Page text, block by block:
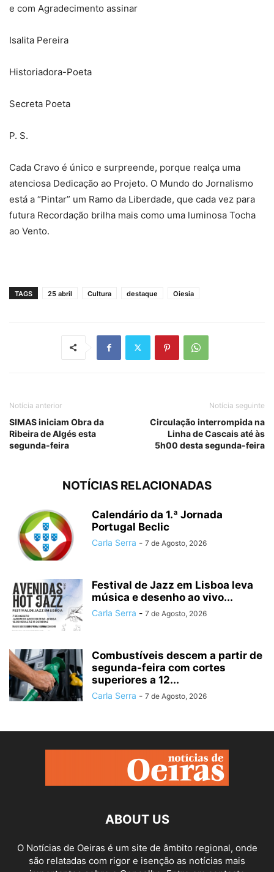
e com Agradecimento assinar
Isalita Pereira
Historiadora-Poeta
Secreta Poeta
P. S.
Cada Cravo é único e surpreende, porque realça uma
atenciosa Dedicação ao Projeto. O Mundo do Jornalismo
está a “Pintar” um Ramo da Liberdade, que cada vez para
futura Recordação brilha mais como uma luminosa Tocha
ao Vento.
TAGS 25 abril Cultura destaque Oiesia
Notícia anterior
SIMAS iniciam Obra da
Ribeira de Algés esta
segunda-feira
Notícia seguinte
Circulação interrompida na
Linha de Cascais até às
5h00 desta segunda-feira
NOTÍCIAS RELACIONADAS
Calendário da 1.ª Jornada
Portugal Beclic
Carla Serra - 7 de Agosto, 2026
Festival de Jazz em Lisboa leva
música e desenho ao vivo...
Carla Serra - 7 de Agosto, 2026
Combustíveis descem a partir de
segunda-feira com cortes
superiores a 12...
Carla Serra - 7 de Agosto, 2026
ABOUT US
O Notícias de Oeiras é um site de âmbito regional, onde
são relatadas com rigor e isenção as notícias mais